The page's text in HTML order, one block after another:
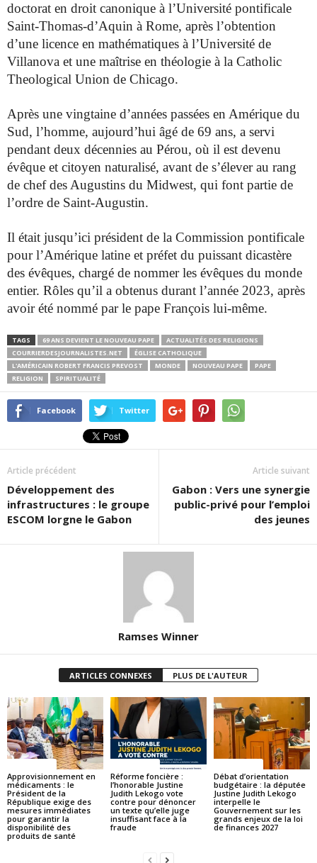
doctorat en droit canonique à l’Université pontificale
Saint-Thomas-d’Aquin à Rome, après l’obtention
d’une licence en mathématiques à l’Université de
Villanova et une maîtrise en théologie à la Catholic
Theological Union de Chicago.
Après une vingtaine d’années passées en Amérique du
Sud, l’homme, aujourd’hui âgé de 69 ans, a servi
pendant deux décennies au Pérou, où il est devenu
évêque et citoyen naturalisé, avant de s’élever au rang
de chef des Augustins du Midwest, qui font partie de
l’ordre de Saint-Augustin.
Il était jusqu’ici président de la Commission pontificale
pour l’Amérique latine et préfet du puissant dicastère
des évêques, chargé de nommer les évêques du monde
entier. Rôles qu’il a obtenus durant l’année 2023, après
avoir été nommé par le pape François lui-même.
TAGS 69 ANS DEVIENT LE NOUVEAU PAPE
ACTUALITÉS DES RELIGIONS
COURRIERDESJOURNALISTES.NET
ÉGLISE CATHOLIQUE
L'AMÉRICAIN ROBERT FRANCIS PREVOST
MONDE NOUVEAU PAPE
PAPE
RELIGION
SPIRITUALITÉ
Facebook Twitter
Article précédent
Développement des
infrastructures : le groupe
ESCOM lorgne le Gabon
Article suivant
Gabon : Vers une synergie
public-privé pour l’emploi
des jeunes
Ramses Winner
ARTICLES CONNEXES PLUS DE L'AUTEUR
Approvisionnement en
médicaments : le
Président de la
République exige des
mesures immédiates
pour garantir la
disponibilité des
produits de santé
Réforme foncière :
l’honorable Justine
Judith Lekogo vote
contre pour dénoncer
un texte qu’elle juge
insuffisant face à la
fraude
Débat d’orientation
budgétaire : la députée
Justine Judith Lekogo
interpelle le
Gouvernement sur les
grands enjeux de la loi
de finances 2027